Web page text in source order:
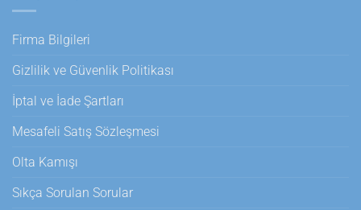
Firma Bilgileri
Gizlilik ve Güvenlik Politikası
İptal ve İade Şartları
Mesafeli Satış Sözleşmesi
Olta Kamışı
Sıkça Sorulan Sorular